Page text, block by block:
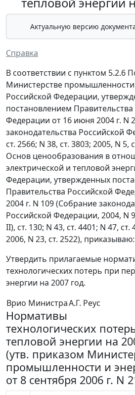
Актуальную версию
Справка
В соответствии с пунктом 5.2.6
Министерстве промышленности
Российской Федерации,
постановлением Правительства
Федерации от 16 июня 2004 г. N
законодательства Российской
ст. 2566; N 38, ст. 3803; 2005, N 5,
Основ ценообразования в
электрической и тепловой
Федерации, утвержденных
Правительства Российской
2004 г. N 109 (Собрание
Российской Федерации, 2004, N
II), ст. 130; N 43, ст. 4401; N 47, ст.
2006, N 23, ст. 2522), приказываю:
Утвердить прилагаемые
технологических потерь при
энергии на 2007 год.
Врио МинистраА.Г. Реус
Нормативы
технологических
тепловой энергии на
(утв. приказом
промышленности и
от 8 сентября 2006 г. N